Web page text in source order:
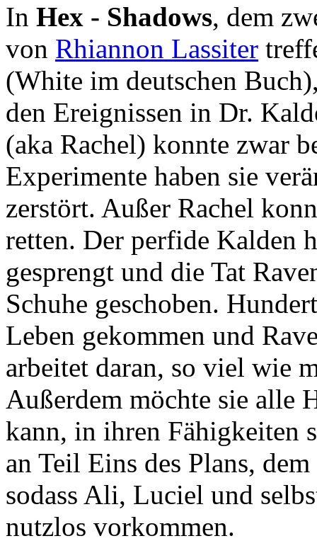
In Hex - Shadows, dem
von Rhiannon Lassiter
(White im deutschen
den Ereignissen in Dr.
(aka Rachel) konnte zwar
Experimente haben sie
zerstört. Außer Rachel
retten. Der perfide Kalden
gesprengt und die Tat
Schuhe geschoben.
Leben gekommen und
arbeitet daran, so viel wie
Außerdem möchte sie alle
kann, in ihren Fähigkeiten
an Teil Eins des Plans,
sodass Ali, Luciel und
nutzlos vorkommen.